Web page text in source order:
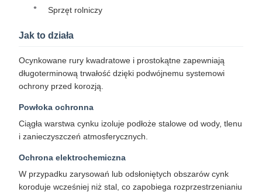
Sprzęt rolniczy
Jak to działa
Ocynkowane rury kwadratowe i prostokątne zapewniają
długoterminową trwałość dzięki podwójnemu systemowi
ochrony przed korozją.
Powłoka ochronna
Ciągła warstwa cynku izoluje podłoże stalowe od wody, tlenu
i zanieczyszczeń atmosferycznych.
Ochrona elektrochemiczna
W przypadku zarysowań lub odsłoniętych obszarów cynk
koroduje wcześniej niż stal, co zapobiega rozprzestrzenianiu